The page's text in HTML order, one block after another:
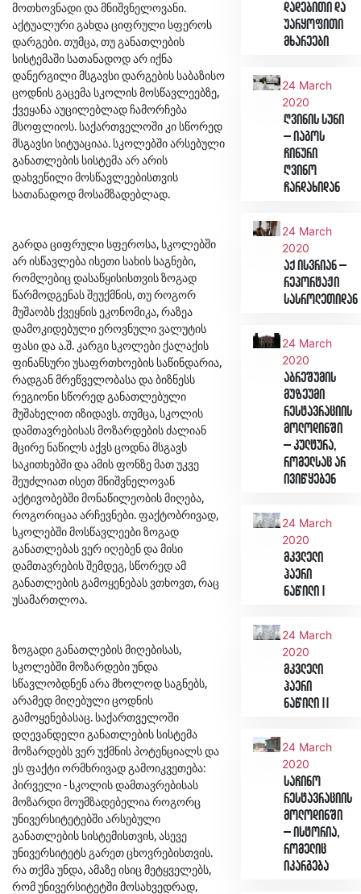
მოთხოვნადი და მნიშვნელოვანი.
აქტუალური გახდა ციფრული სფეროს
დარგები. თუმცა, თუ განათლების
სისტემაში სათანადოდ არ იქნა
დანერგილი მსგავსი დარგების საბაზისო
ცოდნის გაცემა სკოლის მოსწავლეებზე,
ქვეყანა აუცილებლად ჩამორჩება
მსოფლიოს. საქართველოში კი სწორედ
მსგავსი სიტუაციაა. სკოლებში არსებული
განათლების სისტემა არ არის
დახვეწილი მოსწავლეებისთვის
სათანადოდ მოსამზადებლად.
გარდა ციფრული სფეროსა, სკოლებში
არ ისწავლება ისეთი სახის საგნები,
რომლებიც დასაწყისისთვის ზოგად
წარმოდგენას შეუქმნის, თუ როგორ
მუშაობს ქვეყნის ეკონომიკა, რაზეა
დამოკიდებული ეროვნული ვალუტის
ფასი და ა.შ. კარგი სკოლები ქალაქის
ფინანსური უსაფრთხოების საწინდარია,
რადგან მრეწველობასა და ბიზნესს
რეგიონი სწორედ განათლებული
მუშახელით იზიდავს. თუმცა, სკოლის
დამთავრებისას მოზარდების ძალიან
მცირე ნაწილს აქვს ცოდნა მსგავს
საკითხებში და ამის ფონზე მათ უკვე
შეუძლიათ ისეთ მნიშვნელოვან
აქტივობებში მონაწილეობის მიღება,
როგორიცაა არჩევნები. ფაქტობრივად,
სკოლებში მოსწავლეები ზოგად
განათლებას ვერ იღებენ და მისი
დამთავრების შემდეგ, სწორედ ამ
განათლების გამოყენებას ვთხოვთ, რაც
უსამართლოა.
ზოგადი განათლების მიღებისას,
სკოლებში მოზარდები უნდა
სწავლობდნენ არა მხოლოდ საგნებს,
არამედ მიღებული ცოდნის
გამოყენებასაც. საქართველოში
დღევანდელი განათლების სისტემა
მოზარდებს ვერ უქმნის პოტენციალს და
ეს ფაქტი ორმხრივად გამოიკვეთება:
პირველი - სკოლის დამთავრებისას
მოზარდი მოუმზადებელია როგორც
უნივერსიტეტებში არსებული
განათლების სისტემისთვის, ასევე
უნივერსიტეტს გარეთ ცხოვრებისთვის.
რა თქმა უნდა, ამაზე ისიც მეტყველებს,
რომ უნივერსიტეტში მოსახვედრად,
დადებითი და
უარყოფითი
მხარეები
24 March
2020
ღვინის სუნი
– იაგოს
ჩინური
ღვინო
ჩარდახიდან
24 March
2020
აქ ისვრიან –
რეპორტაჟი
სასროლეთიდან
24 March
2020
აბრეშუმის
მუზეუმი
რესტავრაციის
მოლოდინში
– კულტურა,
რომელსაც არ
ივიწყებენ
24 March
2020
მკვლელი
ჰაერი
ნაწილი I
24 March
2020
მკვლელი
ჰაერი
ნაწილი II
24 March
2020
საჩინო
რესტავრაციის
მოლოდინში
– ისტორია,
რომელიც
იკარგება